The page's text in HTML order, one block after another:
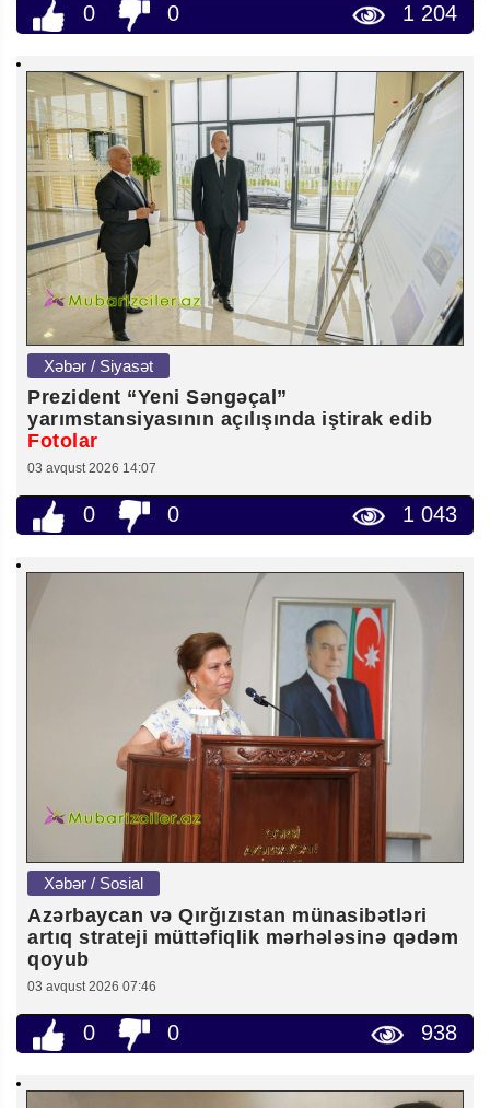
0 0 1 204
Xəbər / Siyasət
Prezident “Yeni Səngəçal”
yarımstansiyasının açılışında iştirak edib
Fotolar
03 avqust 2026 14:07
0 0 1 043
Xəbər / Sosial
Azərbaycan və Qırğızıstan münasibətləri
artıq strateji müttəfiqlik mərhələsinə qədəm
qoyub
03 avqust 2026 07:46
0 0 938